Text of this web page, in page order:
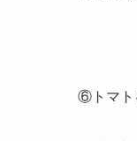
⑥トマト